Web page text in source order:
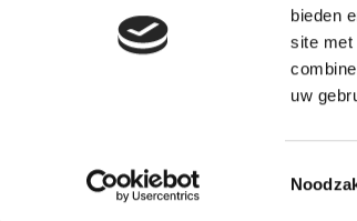
bieden
site met
uw
Privacy
Disclaimer